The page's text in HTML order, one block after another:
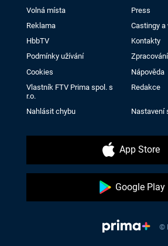
Volná místa
Press
Reklama
Castingy a
HbbTV
Kontakty
Podmínky užívání
Cookies
Nápověda
Vlastník FTV Prima spol. s
r.o.
Redakce
Nahlásit chybu Nastavení
App Store
Google Play
©